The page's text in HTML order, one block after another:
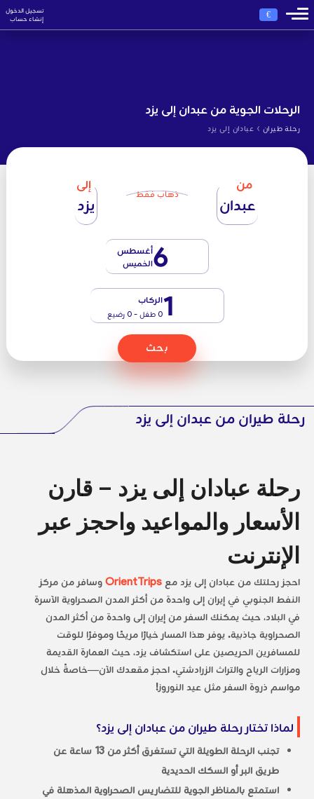
€
تسجيل الدخول
إنشاء حساب
الرحلات الجوية من عبدان إلى يزد
رحلة طيران › عبادان إلى يزد
من
عبدان ذهاب فقط
إلى
يزد
6أغسطس
الخميس
1الركاب
0 طفل - 0 رضيع
بحث
رحلة طيران من عبدان إلى يزد
رحلة عبادان إلى يزد – قارن
الأسعار والمواعيد واحجز عبر
الإنترنت
احجز رحلتك من عبادان إلى يزد مع OrientTripsوسافر من مركز
النفط الجنوبي في إيران إلى واحدة من أكثر المدن الصحراوية الآسرة
في البلاد، حيث يمكنك السفر من إيران إلى واحدة من أكثر المدن
الصحراوية جاذبية. يوفر هذا المسار خيارًا مريحًا وموفرًا للوقت
للمسافرين الحريصين على استكشاف يزد، حيث العمارة القديمة
ومزارات الرياح والتراث الزرادشتي. احجز مقعدك الآن—خاصةً خلال
مواسم ذروة السفر مثل عيد النوروز!
لماذا تختار رحلة طيران من عبادان إلى يزد؟
تجنب الرحلة الطويلة التي تستغرق أكثر من 13 ساعة عن
طريق البر أو السكك الحديدية
استمتع بالمناظر الجوية للتضاريس الصحراوية المذهلة في